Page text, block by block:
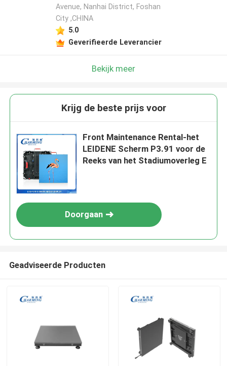
Avenue, Nanhai District, Foshan
City ,CHINA
5.0
Geverifieerde Leverancier
Bekijk meer
Krijg de beste prijs voor
Front Maintenance Rental-het
LEIDENE Scherm P3.91 voor de
Reeks van het Stadiumoverleg E
Doorgaan
Geadviseerde Producten